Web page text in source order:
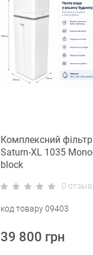
Комплексний фільтр
Saturn-XL 1035
block
0
код товару 09403
39 800 грн